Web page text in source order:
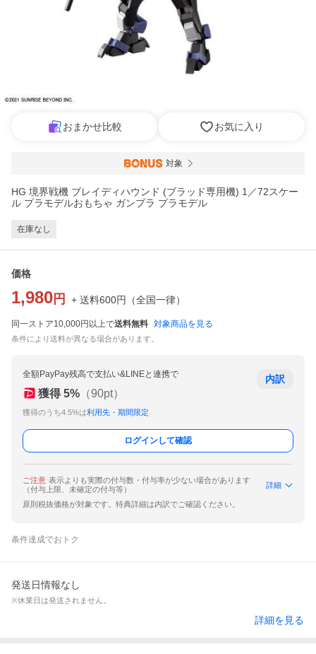
おまかせ比較 お気に入り
対象
HG 境界戦機 ブレイディハウンド (ブラッド専用機) 1／72スケー
ル プラモデルおもちゃ ガンプラ プラモデル
在庫なし
価格
1,980 円 + 送料600円 （全国一律）
同一ストア10,000円以上で送料無料 対象商品を見る
条件により送料が異なる場合があります。
全額PayPay残高で支払い&LINEと連携で
獲得 5% （90pt）
獲得のうち4.5%は利用先・期間限定
内訳
ログインして確認
ご注意 表示よりも実際の付与数・付与率が少ない場合があります
（付与上限、未確定の付与等）
詳細
原則税抜価格が対象です。特典詳細は内訳でご確認ください。
条件達成でおトク
発送日情報なし
※休業日は発送されません。
詳細を見る